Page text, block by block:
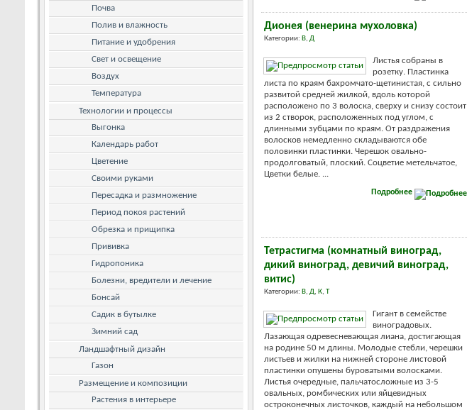
Дионея (венерина мухоловка)
Категории: В, Д
Листья собраны в
розетку. Пластинка
листа по краям бахромчато-щетинистая, с сильно
развитой средней жилкой, вдоль которой
расположено по 3 волоска, сверху и снизу состоит
из 2 створок, расположенных под углом, с
длинными зубцами по краям. От раздражения
волосков немедленно складываются обе
половинки пластинки. Черешок овально-
продолговатый, плоский. Соцветие метельчатое,
Цветки белые. ...
Подробнее
Тетрастигма (комнатный виноград,
дикий виноград, девичий виноград,
витис)
Категории: В, Д, К, Т
Гигант в семействе
виноградовых.
Лазающая одревесневающая лиана, достигающая
на родине 50 м длины. Молодые стебли, черешки
листьев и жилки на нижней стороне листовой
пластинки опушены буроватыми волосками.
Листья очередные, пальчатосложные из 3-5
овальных, ромбических или яйцевидных
остроконечных листочков, каждый на небольшом
Почва
Полив и влажность
Питание и удобрения
Свет и освещение
Воздух
Температура
Технологии и процессы
Выгонка
Календарь работ
Цветение
Своими руками
Пересадка и размножение
Период покоя растений
Обрезка и прищипка
Прививка
Гидропоника
Болезни, вредители и лечение
Бонсай
Садик в бутылке
Зимний сад
Ландшафтный дизайн
Газон
Размещение и композиции
Растения в интерьере